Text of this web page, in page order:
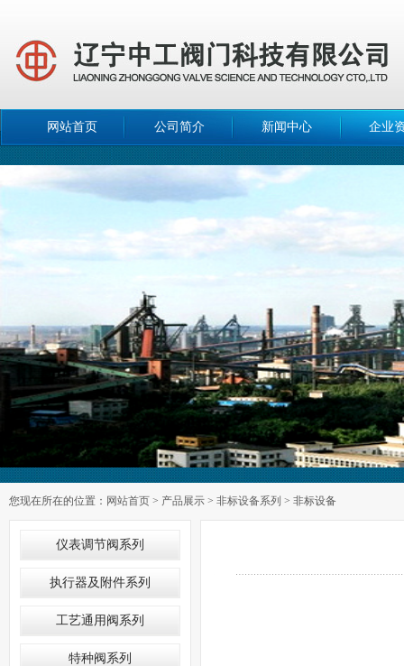
网站首页 公司简介 新闻中心 企业
您现在所在的位置： 网站首页 > 产品展示 > 非标设备系列 > 非标设备
仪表调节阀系列
执行器及附件系列
工艺通用阀系列
特种阀系列